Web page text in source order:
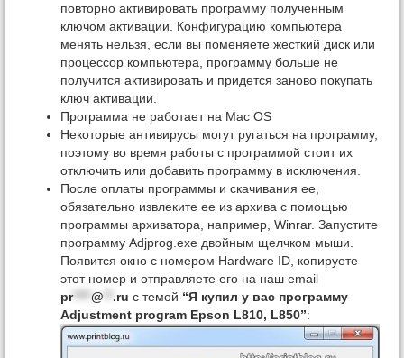
повторно активировать программу полученным
ключом активации. Конфигурацию компьютера
менять нельзя, если вы поменяете жесткий диск или
процессор компьютера, программу больше не
получится активировать и придется заново покупать
ключ активации.
Программа не работает на Mac OS
Некоторые антивирусы могут ругаться на программу,
поэтому во время работы с программой стоит их
отключить или добавить программу в исключения.
После оплаты программы и скачивания ее,
обязательно извлеките ее из архива с помощью
программы архиватора, например, Winrar. Запустите
программу Adjprog.exe двойным щелчком мыши.
Появится окно с номером Hardware ID, копируете
этот номер и отправляете его на наш email
pr**** @ .ru с темой “Я купил у вас программу
Adjustment program Epson L810, L850”: